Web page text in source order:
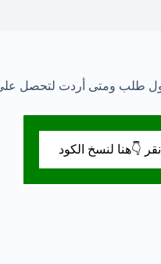
أنقر 👇هنا لنسخ الكود